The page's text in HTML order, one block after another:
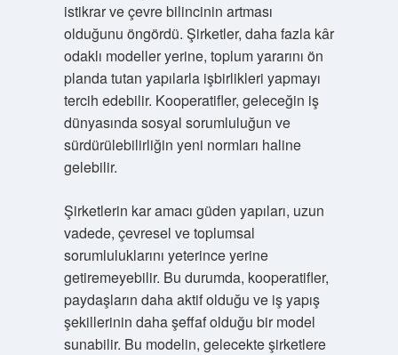
istikrar ve çevre bilincinin artması
olduğunu öngördü. Şirketler, daha fazla kâr
odaklı modeller yerine, toplum yararını ön
planda tutan yapılarla işbirlikleri yapmayı
tercih edebilir. Kooperatifler, geleceğin iş
dünyasında sosyal sorumluluğun ve
sürdürülebilirliğin yeni normları haline
gelebilir.
Şirketlerin kar amacı güden yapıları, uzun
vadede, çevresel ve toplumsal
sorumluluklarını yeterince yerine
getiremeyebilir. Bu durumda, kooperatifler,
paydaşların daha aktif olduğu ve iş yapış
şekillerinin daha şeffaf olduğu bir model
sunabilir. Bu modelin, gelecekte şirketlere